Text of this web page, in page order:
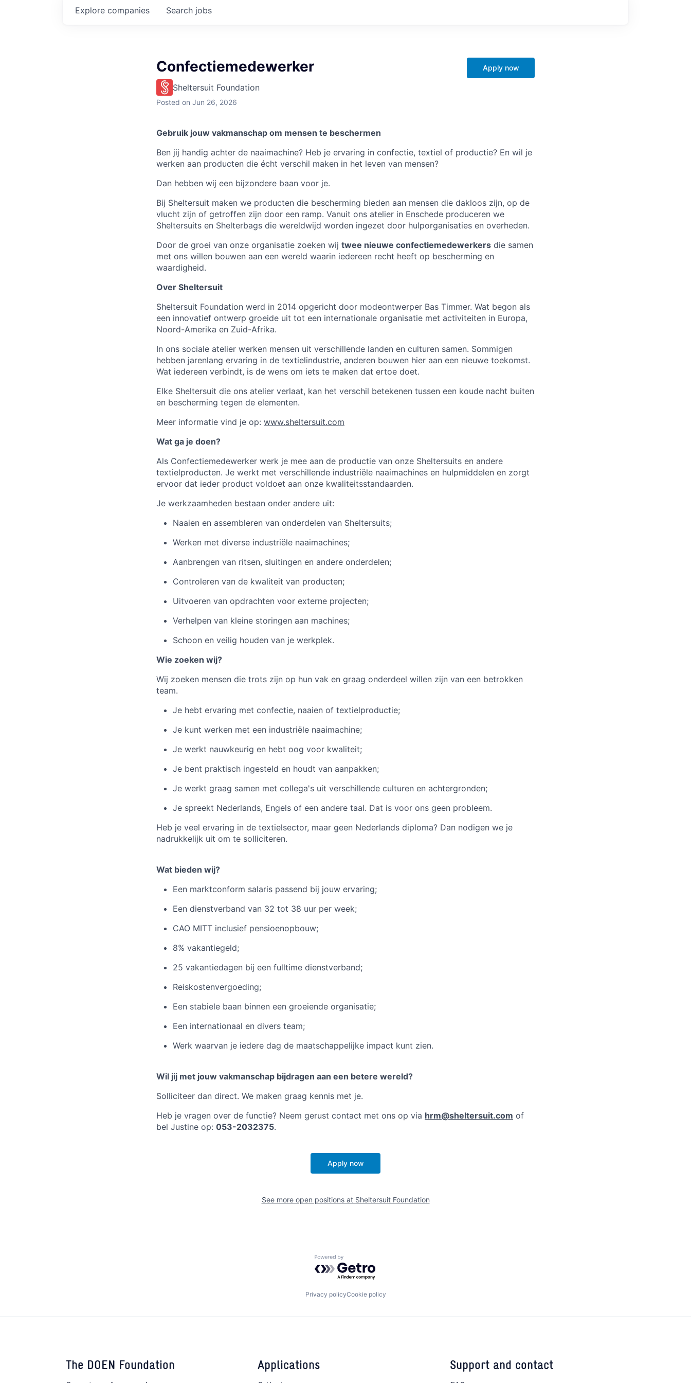
Search jobs
Explore companies
Confectiemedewerker
Sheltersuit Foundation
Posted on Jun 26, 2026
Apply now
Gebruik jouw vakmanschap om mensen te beschermen
Ben jij handig achter de naaimachine? Heb je ervaring in confectie, textiel of productie? En wil je
werken aan producten die écht verschil maken in het leven van mensen?
Dan hebben wij een bijzondere baan voor je.
Bij Sheltersuit maken we producten die bescherming bieden aan mensen die dakloos zijn, op de
vlucht zijn of getroffen zijn door een ramp. Vanuit ons atelier in Enschede produceren we
Sheltersuits en Shelterbags die wereldwijd worden ingezet door hulporganisaties en overheden.
Door de groei van onze organisatie zoeken wij twee nieuwe confectiemedewerkers die samen
met ons willen bouwen aan een wereld waarin iedereen recht heeft op bescherming en
waardigheid.
Over Sheltersuit
Sheltersuit Foundation werd in 2014 opgericht door modeontwerper Bas Timmer. Wat begon als
een innovatief ontwerp groeide uit tot een internationale organisatie met activiteiten in Europa,
Noord-Amerika en Zuid-Afrika.
In ons sociale atelier werken mensen uit verschillende landen en culturen samen. Sommigen
hebben jarenlang ervaring in de textielindustrie, anderen bouwen hier aan een nieuwe toekomst.
Wat iedereen verbindt, is de wens om iets te maken dat ertoe doet.
Elke Sheltersuit die ons atelier verlaat, kan het verschil betekenen tussen een koude nacht buiten
en bescherming tegen de elementen.
Meer informatie vind je op: www.sheltersuit.com
Wat ga je doen?
Als Confectiemedewerker werk je mee aan de productie van onze Sheltersuits en andere
textielproducten. Je werkt met verschillende industriële naaimachines en hulpmiddelen en zorgt
ervoor dat ieder product voldoet aan onze kwaliteitsstandaarden.
Je werkzaamheden bestaan onder andere uit:
Naaien en assembleren van onderdelen van Sheltersuits;
Werken met diverse industriële naaimachines;
Aanbrengen van ritsen, sluitingen en andere onderdelen;
Controleren van de kwaliteit van producten;
Uitvoeren van opdrachten voor externe projecten;
Verhelpen van kleine storingen aan machines;
Schoon en veilig houden van je werkplek.
Wie zoeken wij?
Wij zoeken mensen die trots zijn op hun vak en graag onderdeel willen zijn van een betrokken
team.
Je hebt ervaring met confectie, naaien of textielproductie;
Je kunt werken met een industriële naaimachine;
Je werkt nauwkeurig en hebt oog voor kwaliteit;
Je bent praktisch ingesteld en houdt van aanpakken;
Je werkt graag samen met collega's uit verschillende culturen en achtergronden;
Je spreekt Nederlands, Engels of een andere taal. Dat is voor ons geen probleem.
Heb je veel ervaring in de textielsector, maar geen Nederlands diploma? Dan nodigen we je
nadrukkelijk uit om te solliciteren.
Wat bieden wij?
Een marktconform salaris passend bij jouw ervaring;
Een dienstverband van 32 tot 38 uur per week;
CAO MITT inclusief pensioenopbouw;
8% vakantiegeld;
25 vakantiedagen bij een fulltime dienstverband;
Reiskostenvergoeding;
Een stabiele baan binnen een groeiende organisatie;
Een internationaal en divers team;
Werk waarvan je iedere dag de maatschappelijke impact kunt zien.
Wil jij met jouw vakmanschap bijdragen aan een betere wereld?
Solliciteer dan direct. We maken graag kennis met je.
Heb je vragen over de functie? Neem gerust contact met ons op via hrm@sheltersuit.com of
bel Justine op: 053-2032375.
Apply now
See more open positions at Sheltersuit Foundation
Powered by Getro.com
Privacy policyCookie policy
The DOEN Foundation Applications Support and contact